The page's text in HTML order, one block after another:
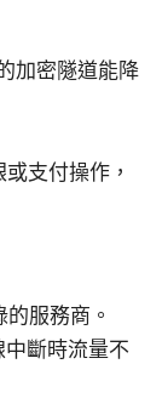
加密隧道能降
支付操作，
服務商。
斷時流量不